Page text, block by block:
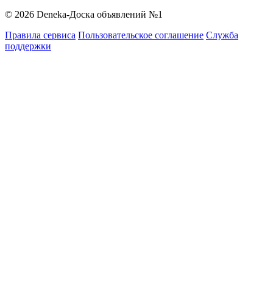
© 2026 Deneka-Доска объявлений №1
Правила сервиса Пользовательское соглашение Служба
поддержки